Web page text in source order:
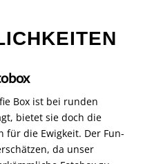
Box ist bei runden
die Ewigkeit. Der Fun-
da unser
Fotobox zu